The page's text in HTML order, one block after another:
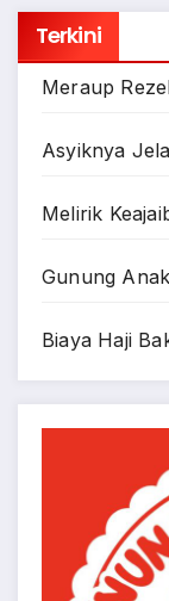
Terkini
Meraup
Asyiknya
Melirik
Gunung
Biaya Haji